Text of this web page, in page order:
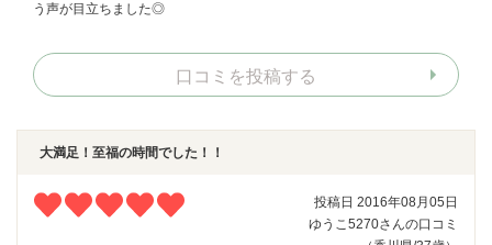
う声が目立ちました◎
口コミを投稿する
大満足！至福の時間でした！！
投稿日 2016年08月05日
ゆうこ5270さんの口コミ